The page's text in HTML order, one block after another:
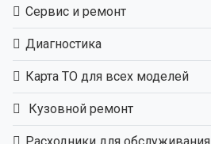
Сервис и ремонт
Диагностика
Карта ТО для всех моделей
Кузовной ремонт